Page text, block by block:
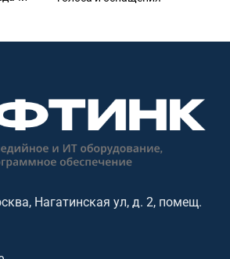
и
помогает подобрать
оборудование под задачу,
помещение, совместимость и
бюджет. Особенности: бренд
Нагатинская ул, д. 2, помещ.